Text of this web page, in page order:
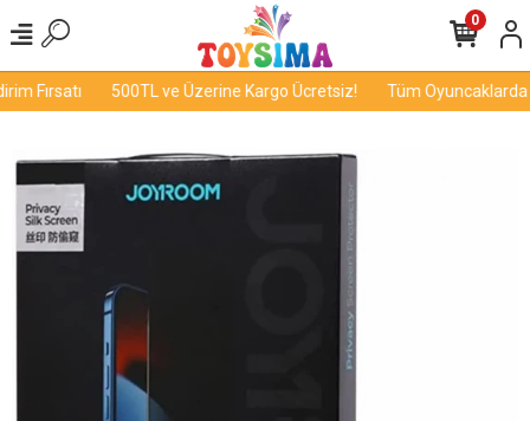
Fırsatı 500TL ve Üzerine Kargo Ücretsiz! Tüm Oyuncaklarda
0